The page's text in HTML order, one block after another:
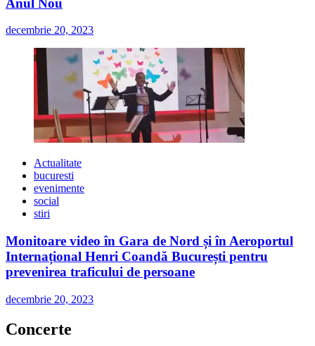
decembrie 20, 2023
Actualitate
bucuresti
evenimente
social
stiri
Monitoare video în Gara de Nord și în Aeroportul
Internațional Henri Coandă București pentru
prevenirea traficului de persoane
decembrie 20, 2023
Concerte